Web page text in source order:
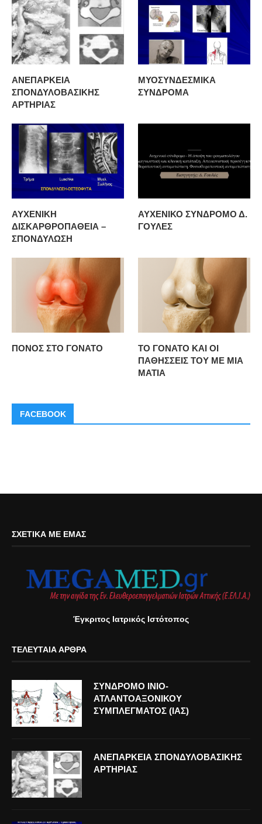
ΑΝΕΠΑΡΚΕΙΑ
ΣΠΟΝΔΥΛΟΒΑΣΙΚΗΣ
ΑΡΤΗΡΙΑΣ
ΜΥΟΣΥΝΔΕΣΜΙΚΑ
ΣΥΝΔΡΟΜΑ
ΑΥΧΕΝΙΚΗ
ΔΙΣΚΑΡΘΡΟΠΑΘΕΙΑ –
ΣΠΟΝΔΥΛΩΣΗ
ΑΥΧΕΝΙΚΟ ΣΥΝΔΡΟΜΟ Δ.
ΓΟΥΛΕΣ
ΠΟΝΟΣ ΣΤΟ ΓΟΝΑΤΟ
ΤΟ ΓΟΝΑΤΟ ΚΑΙ ΟΙ
ΠΑΘΗΣΣΕΙΣ ΤΟΥ ΜΕ ΜΙΑ
ΜΑΤΙΑ
FACEBOOK
ΣΧΕΤΙΚΆ ΜΕ ΕΜΆΣ
Έγκριτος Ιατρικός Ιστότοπος
ΤΕΛΕΥΤΑΊΑ ΆΡΘΡΑ
ΣΥΝΔΡΟΜΟ ΙΝΙΟ-
ΑΤΛΑΝΤΟΑΞΟΝΙΚΟΥ
ΣΥΜΠΛΕΓΜΑΤΟΣ (ΙΑΣ)
ΑΝΕΠΑΡΚΕΙΑ ΣΠΟΝΔΥΛΟΒΑΣΙΚΗΣ
ΑΡΤΗΡΙΑΣ